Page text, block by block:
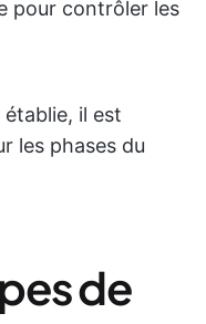
pour contrôler les
il est
les phases du
de